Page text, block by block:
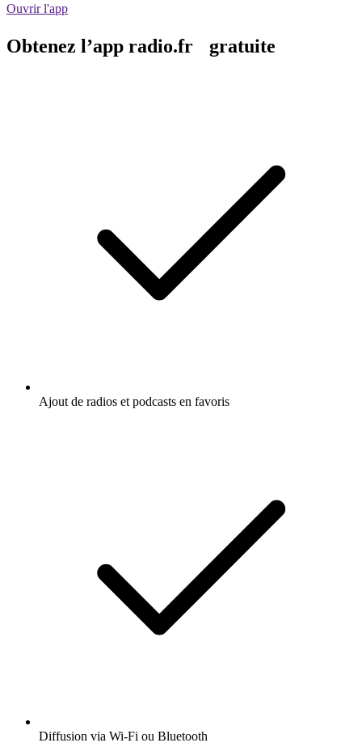
Ouvrir l'app
Obtenez l’app radio.fr gratuite
Ajout de radios et podcasts en favoris
Diffusion via Wi-Fi ou Bluetooth